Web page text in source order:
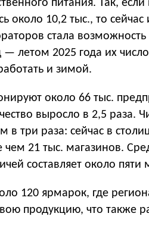
питания. Так, если
около 10,2 тыс., то сейчас
стала возможность
летом 2025 года их число
и зимой.
около 66 тыс.
выросло в 2,5 раза.
в три раза: сейчас в
чем 21 тыс. магазинов.
составляет около пяти
120 ярмарок, где
продукцию, что также